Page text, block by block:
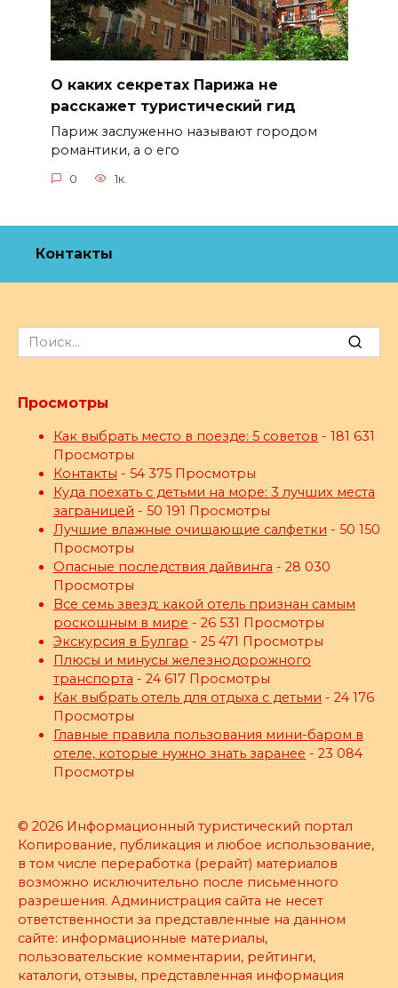
О каких секретах Парижа не
расскажет туристический гид
Париж заслуженно называют городом
романтики, а о его
0 1к.
Контакты
Search
for:
Просмотры
Как выбрать место в поезде: 5 советов - 181 631
Просмотры
Контакты - 54 375 Просмотры
Куда поехать с детьми на море: 3 лучших места
заграницей - 50 191 Просмотры
Лучшие влажные очищающие салфетки - 50 150
Просмотры
Опасные последствия дайвинга - 28 030
Просмотры
Все семь звезд: какой отель признан самым
роскошным в мире - 26 531 Просмотры
Экскурсия в Булгар - 25 471 Просмотры
Плюсы и минусы железнодорожного
транспорта - 24 617 Просмотры
Как выбрать отель для отдыха с детьми - 24 176
Просмотры
Главные правила пользования мини-баром в
отеле, которые нужно знать заранее - 23 084
Просмотры
© 2026 Информационный туристический портал
Копирование, публикация и любое использование,
в том числе переработка (рерайт) материалов
возможно исключительно после письменного
разрешения. Администрация сайта не несет
ответственности за представленные на данном
сайте: информационные материалы,
пользовательские комментарии, рейтинги,
каталоги, отзывы, представленная информация